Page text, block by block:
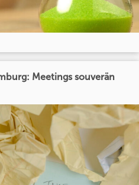
Meetings souverän